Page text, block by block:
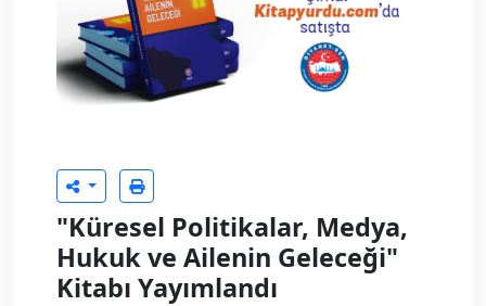
"Küresel Politikalar, Medya,
Hukuk ve Ailenin Geleceği"
Kitabı Yayımlandı